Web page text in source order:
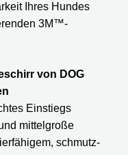
Ihres Hundes
3M™-
von DOG
Einstiegs
mittelgroße
schmutz-